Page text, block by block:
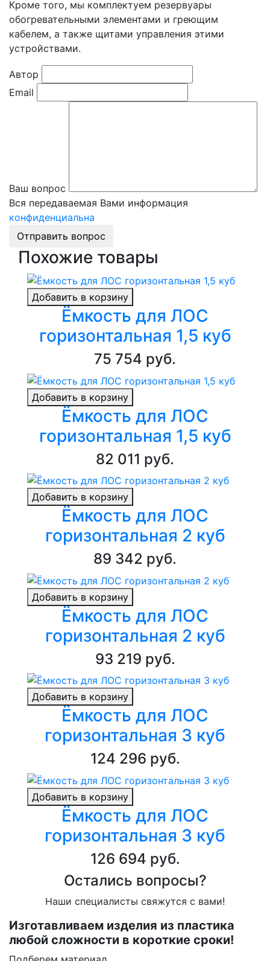
Кроме того, мы комплектуем резервуары
обогревательными элементами и греющим
кабелем, а также щитами управления этими
устройствами.
Автор
Email
Ваш вопрос
Вся передаваемая Вами информация
конфиденциальна
Отправить вопрос
Похожие товары
Добавить в корзину
Ёмкость для ЛОС
горизонтальная 1,5 куб
75 754 руб.
Добавить в корзину
Ёмкость для ЛОС
горизонтальная 1,5 куб
82 011 руб.
Добавить в корзину
Ёмкость для ЛОС
горизонтальная 2 куб
89 342 руб.
Добавить в корзину
Ёмкость для ЛОС
горизонтальная 2 куб
93 219 руб.
Добавить в корзину
Ёмкость для ЛОС
горизонтальная 3 куб
124 296 руб.
Добавить в корзину
Ёмкость для ЛОС
горизонтальная 3 куб
126 694 руб.
Остались вопросы?
Наши специалисты свяжутся с вами!
Изготавливаем изделия из пластика
любой сложности в короткие сроки!